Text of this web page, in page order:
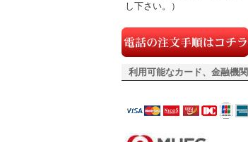
し下さい。）
利用可能なカード、金融機関